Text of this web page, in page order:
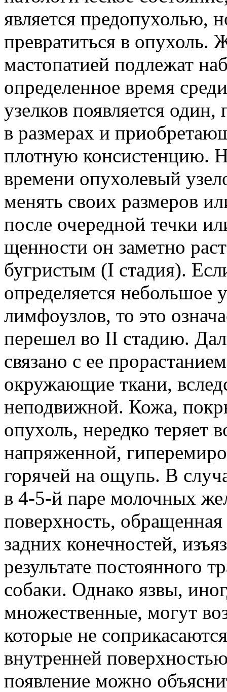
является предопухолью,
превратиться в опухоль.
мастопатией подлежат
определенное время
узелков появляется
в размерах и
плотную консистенцию.
времени опухолевый
менять своих размеров
после очередной течки
щенности он заметно
бугристым (I стадия).
определяется небольшое
лимфоузлов, то это
перешел во II стадию.
связано с ее
окружающие ткани,
неподвижной. Кожа,
опухоль, нередко теряет
напряженной,
горячей на ощупь. В
в 4-5-й паре молочных
поверхность,
задних конечностей,
результате постоянного
собаки. Однако язвы,
множественные, могут
которые не
внутренней
появление можно